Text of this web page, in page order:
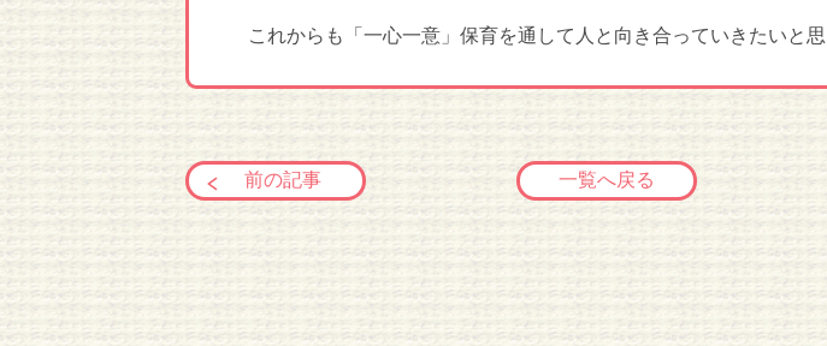
これからも「一心一意」保育を通して人と向き合っていきたいと思
前の記事 一覧へ戻る